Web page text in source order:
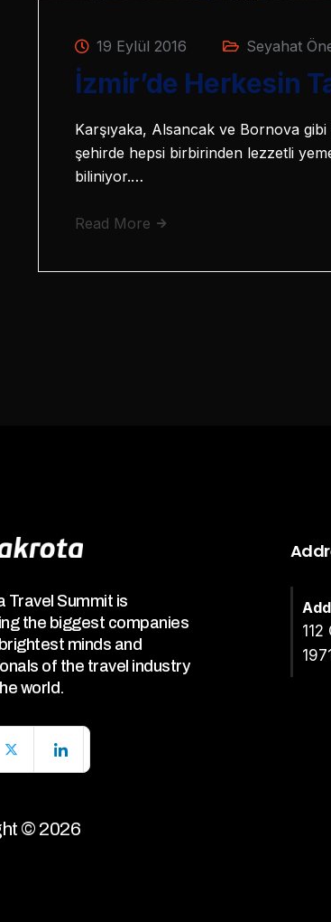
19 Eylül 2016 Seyahat
İzmir’de Herkesin
Karşıyaka, Alsancak ve Bornova
şehirde hepsi birbirinden lezzetli
biliniyor.…
Read More
Travel Summit is
the biggest companies
minds and
of the travel industry
world.
© 2026